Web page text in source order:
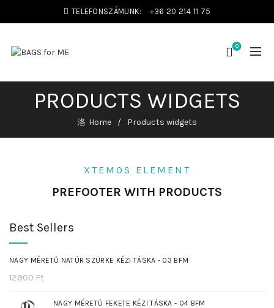
TELEFONSZÁMUNK: +36 20 214 11 75
0
PRODUCTS WIDGETS
Home Products widgets
XTEMOS ELEMENT
PREFOOTER WITH PRODUCTS
Best Sellers
NAGY MÉRETŰ NATÚR SZÜRKE KÉZI TÁSKA - 03 BFM
12.900 Ft
NAGY MÉRETŰ FEKETE KÉZI TÁSKA - 04 BFM